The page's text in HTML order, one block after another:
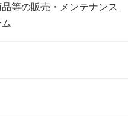
等の販売・メンテナンス